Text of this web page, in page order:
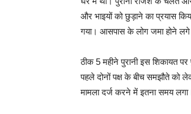
और भाइयों को छुड़ाने का प्रयास
गया। आसपास के लोग जमा होने लगे
ठीक 5 महीने पुरानी इस शिकायत
पहले दोनों पक्ष के बीच समझौते को
मामला दर्ज करने में इतना समय